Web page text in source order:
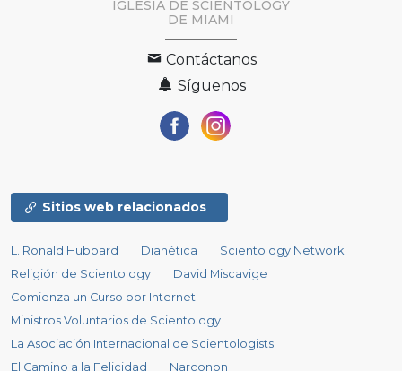
IGLESIA DE SCIENTOLOGY
DE MIAMI
Contáctanos
Síguenos
Sitios web relacionados
L. Ronald Hubbard Dianética
Scientology Network
Religión de Scientology
David Miscavige
Comienza un Curso por Internet
Ministros Voluntarios de Scientology
La Asociación Internacional de Scientologists
El Camino a la Felicidad
Narconon